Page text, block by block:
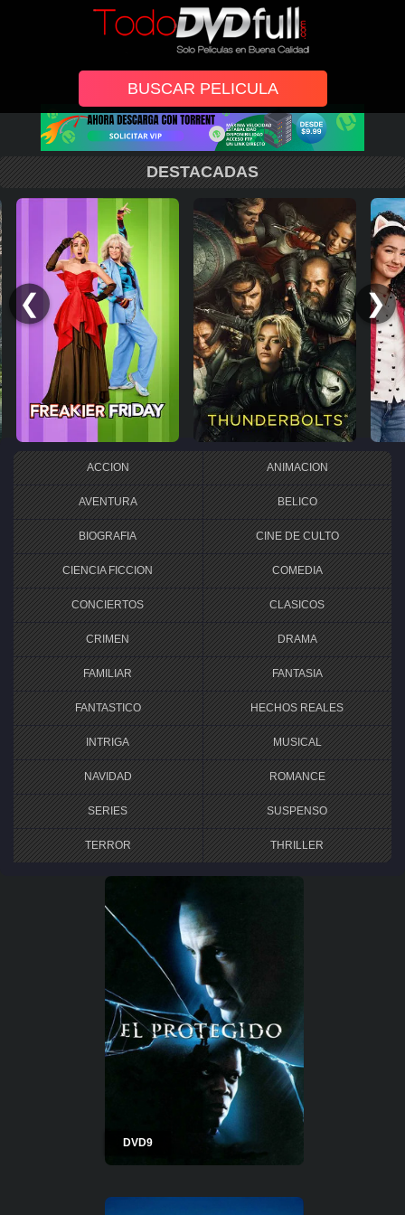
DESTACADAS
❮ ❯
ACCION ANIMACION
AVENTURA BELICO
BIOGRAFIA CINE DE CULTO
CIENCIA FICCION COMEDIA
CONCIERTOS CLASICOS
CRIMEN DRAMA
FAMILIAR FANTASIA
FANTASTICO HECHOS REALES
INTRIGA MUSICAL
NAVIDAD ROMANCE
SERIES SUSPENSO
TERROR THRILLER
DVD9